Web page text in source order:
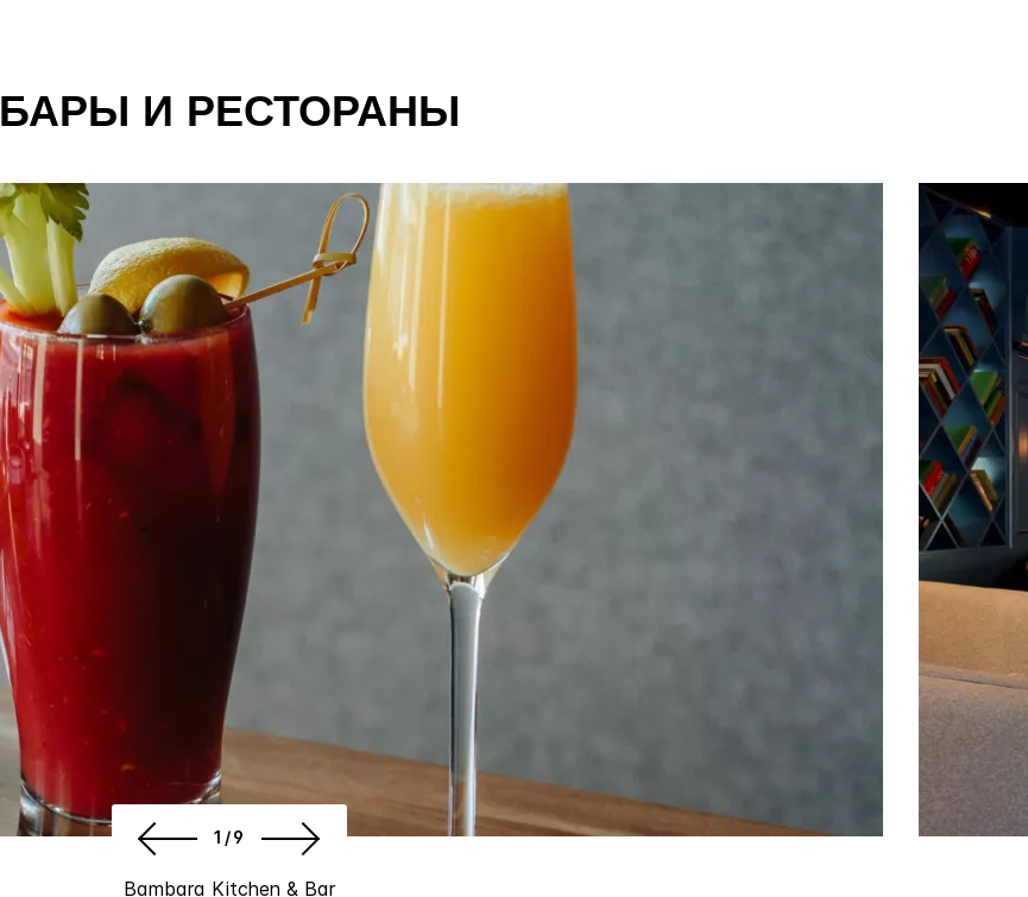
БАРЫ И РЕСТОРАНЫ
Bambara Kitchen & Bar
1/9